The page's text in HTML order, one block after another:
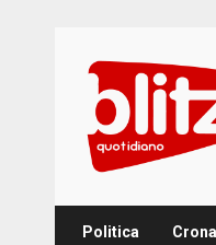
content
Politica